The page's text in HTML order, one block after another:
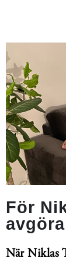
För
När Niklas